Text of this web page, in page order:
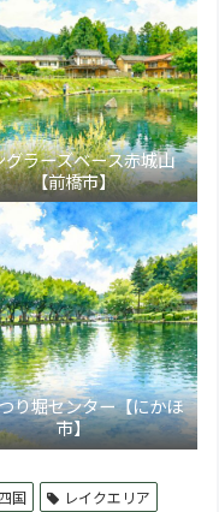
グラーズベース赤城山
【前橋市】
り堀センター【にかほ
市】
国 レイクエリア